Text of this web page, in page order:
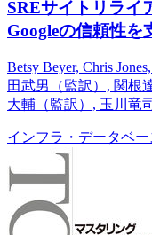
SREサイトリラ
Googleの信頼性を
Betsy Beyer, Chris
田武男（監訳）, 関根
大輔（監訳）, 玉川竜
インフラ・データベー